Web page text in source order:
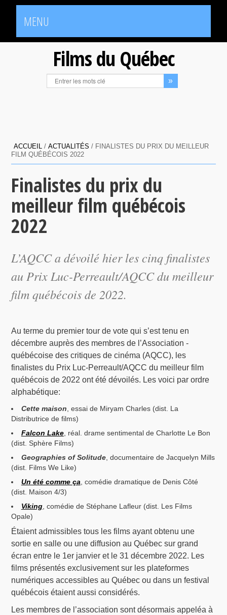
MENU
Films du Québec
ACCUEIL /ACTUALITÉS / FINALISTES DU PRIX DU MEILLEUR
FILM QUÉBÉCOIS 2022
Finalistes du prix du
meilleur film québécois
2022
L’AQCC a dévoilé hier les cinq finalistes
au Prix Luc-Perreault/AQCC du meilleur
film québécois de 2022.
Au terme du premier tour de vote qui s’est tenu en
décembre auprès des membres de l’Association -
québécoise des critiques de cinéma (AQCC), les
finalistes du Prix Luc-Perreault/AQCC du meilleur film
québécois de 2022 ont été dévoilés. Les voici par ordre
alphabétique:
Cette maison , essai de Miryam Charles (dist. La
Distributrice de films)
Falcon Lake, réal. drame sentimental de Charlotte Le Bon
(dist. Sphère Films)
Geographies of Solitude, documentaire de Jacquelyn Mills
(dist. Films We Like)
Un été comme ça , comédie dramatique de Denis Côté
(dist. Maison 4/3)
Viking, comédie de Stéphane Lafleur (dist. Les Films
Opale)
Étaient admissibles tous les films ayant obtenu une
sortie en salle ou une diffusion au Québec sur grand
écran entre le 1er janvier et le 31 décembre 2022. Les
films présentés exclusivement sur les plateformes
numériques accessibles au Québec ou dans un festival
québécois étaient aussi considérés.
Les membres de l’association sont désormais appeléa à